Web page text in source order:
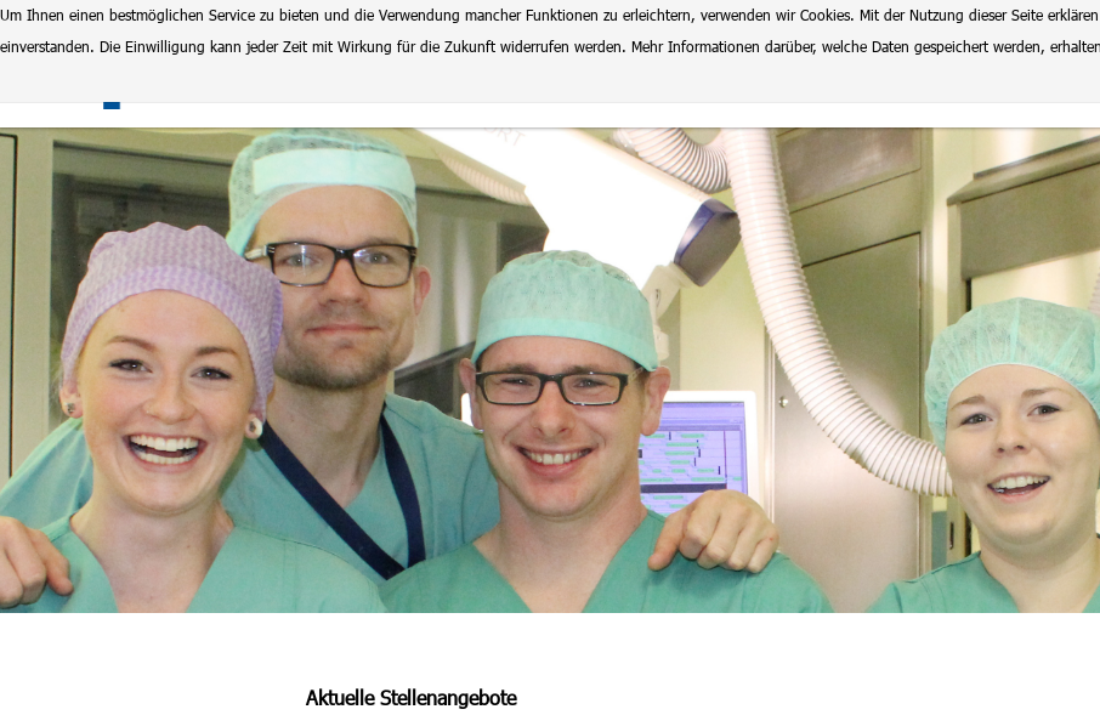
Um Ihnen einen bestmöglichen Service zu bieten und die Verwendung mancher Funktionen zu erleichtern, verwenden wir Cookies. Mit der Nutzung dieser Seite
einverstanden. Die Einwilligung kann jeder Zeit mit Wirkung für die Zukunft widerrufen werden. Mehr Informationen darüber, welche Daten gespeichert werden,
Klinikum Magdeburg Ausbildung
Aktuelle Stellenangebote